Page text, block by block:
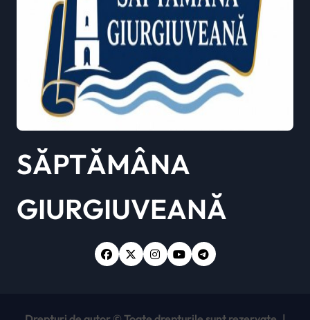
SĂPTĂMÂNA
GIURGIUVEANĂ